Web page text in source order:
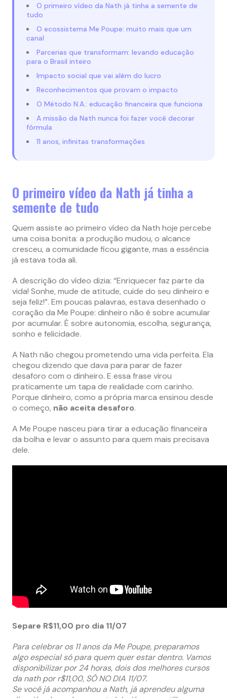
O primeiro vídeo da Nath já tinha a semente de
tudo
O ecossistema Me Poupe: muito mais que um
canal
Parcerias que transformam: levando educação
para o Brasil inteiro
Impacto social que vai além do lucro
Reconhecimentos que provam o impacto
O Método N.A.: educação financeira que funciona
A missão da Nath nunca foi fazer você decorar
fórmula
11 anos, infinitas transformações
O primeiro vídeo da Nath já tinha a
semente de tudo
Quem assiste ao primeiro vídeo da Nath hoje percebe
uma coisa bonita: a produção mudou, o alcance
cresceu, a comunidade ficou gigante, mas a essência
já estava toda ali.
A descrição do vídeo dizia: “Enriquecer faz parte da
vida! Sonhe, mude de atitude, cuide do seu dinheiro e
seja feliz!”. Em poucas palavras, estava desenhado o
coração da Me Poupe: dinheiro não é sobre acumular
por acumular. É sobre autonomia, escolha, segurança,
sonho e felicidade.
A Nath não chegou prometendo uma vida perfeita. Ela
chegou dizendo que dava para parar de fazer
desaforo com o dinheiro. E essa frase virou
praticamente um tapa de realidade com carinho.
Porque dinheiro, como a própria marca ensinou desde
o começo, não aceita desaforo.
A Me Poupe nasceu para tirar a educação financeira
da bolha e levar o assunto para quem mais precisava
dele.
Separe R$11,00 pro dia 11/07
Para celebrar os 11 anos da Me Poupe, preparamos
algo especial só para quem quer estar dentro. Vamos
disponibilizar por 24 horas, dois dos melhores cursos
da nath por r$11,00, SÓ NO DIA 11/07.
Se você já acompanhou a Nath, já aprendeu alguma